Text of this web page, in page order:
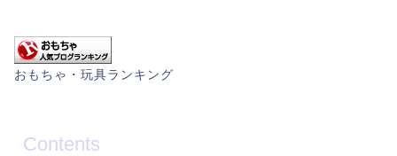
おもちゃ・玩具ランキング
Contents